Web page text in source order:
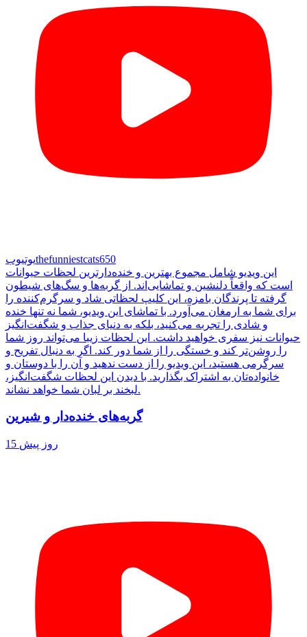
یوتیوبthefunniestcats650
این ویدیو شامل مجموع بهترین و خنده‌دارترین لحظات حیوانات
است که واقعاً دلنشین و تماشایی‌اند. از گربه‌ها و سگ‌های شیطون
گرفته تا پرندگان بامزه، این کلیپ لحظاتی شاد و سرگرم‌کننده را
برای شما به ارمغان می‌آورد. با تماشای این ویدیو، شما نه تنها خنده
و شادی را تجربه می‌کنید، بلکه به دنیای جذاب و شگفت‌انگیز
حیوانات نیز سفری خواهید داشت. این لحظات زیبا می‌تواند روز شما
را روشن‌تر کند و خستگی را از شما دور کند. اگر به دنبال تفریح و
سرگرمی هستید، این ویدیو را از دست ندهید و آن را با دوستان و
خانواده‌تان به اشتراک بگذارید. با دیدن این لحظات شگفت‌انگیز،
لبخند بر لبان شما خواهد نشاند.
گربه‌های خنده‌دار و شیرین
15 روز پیش